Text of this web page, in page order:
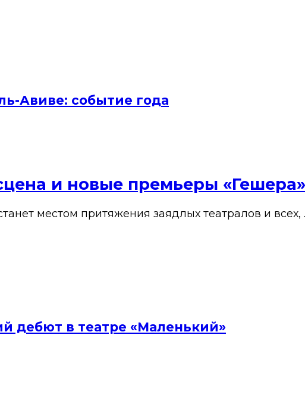
Авиве: событие года
и новые премьеры «Гешера»
местом притяжения заядлых театралов и всех,
дебют в театре «Маленький»